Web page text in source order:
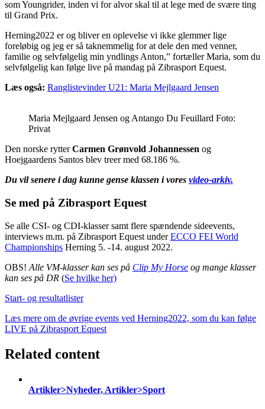
som Youngrider, inden vi for alvor skal til at lege med de svære ting
til Grand Prix.
Herning2022 er og bliver en oplevelse vi ikke glemmer lige
foreløbig og jeg er så taknemmelig for at dele den med venner,
familie og selvfølgelig min yndlings Anton,” fortæller Maria, som du
selvfølgelig kan følge live på mandag på Zibrasport Equest.
Læs også: Ranglistevinder U21: Maria Mejlgaard Jensen
Maria Mejlgaard Jensen og Antango Du Feuillard Foto:
Privat
Den norske rytterCarmen Grønvold Johannessen og
Hoejgaardens Santos blev treer med 68.186 %.
Du vil senere i dag kunne gense klassen i vores video-arkiv.
Se med på Zibrasport Equest
Se alle CSI- og CDI-klasser samt flere spændende sideevents,
interviews m.m. på Zibrasport Equest underECCO FEI World
Championships Herning 5. -14. august 2022.
OBS! Alle VM-klasser kan ses på Clip My Horse og mange klasser
kan ses på DR (Se hvilke her)
Start- og resultatlister
Læs mere om de øvrige events ved Herning2022, som du kan følge
LIVE på Zibrasport Equest
Related content
Artikler>Nyheder, Artikler>Sport